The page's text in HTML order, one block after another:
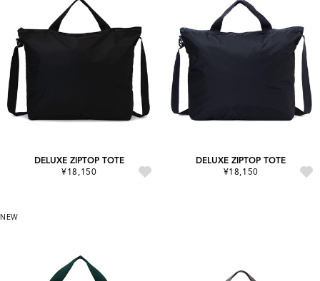
DELUXE ZIPTOP TOTE
¥18,150
DELUXE ZIPTOP TOTE
¥18,150
NEW